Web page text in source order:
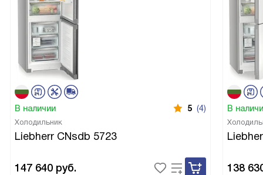
В наличии 5 (4)
Холодильник
Liebherr CNsdb 5723
147 640 руб.
В
138